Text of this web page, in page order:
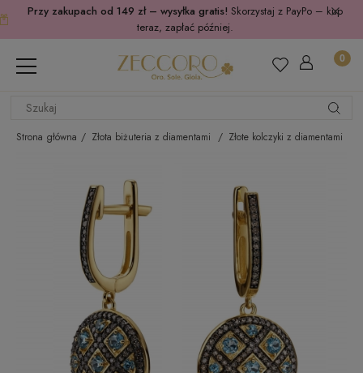
Przy zakupach od 149 zł – wysyłka gratis! Skorzystaj z PayPo – kup
teraz, zapłać później.
Strona główna Złota biżuteria z diamentami Złote kolczyki z diamentami